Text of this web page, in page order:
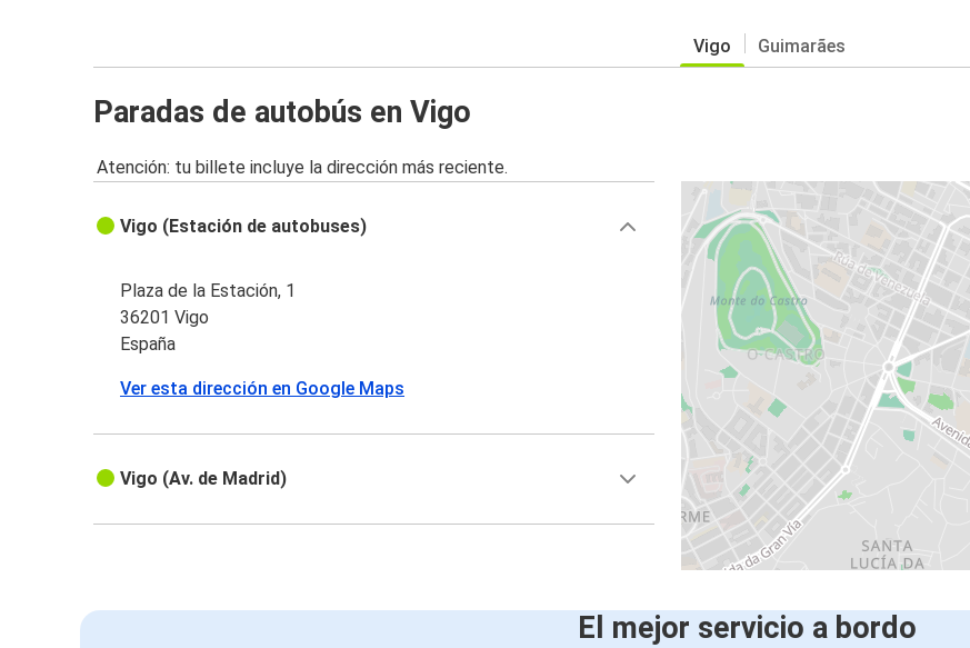
Vigo Guimarães
Paradas de autobús en Vigo
Atención: tu billete incluye la dirección más reciente.
Vigo (Estación de autobuses)
Plaza de la Estación, 1
36201 Vigo
España
Ver esta dirección en Google Maps
Vigo (Av. de Madrid)
El mejor servicio a bordo